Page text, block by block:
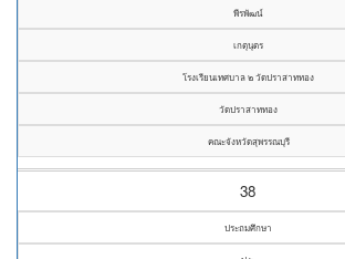
พีรพัฒน์
เกตุนุตร
โรงเรียนเทศบาล ๒ วัดปราสาททอง
วัดปราสาททอง
คณะจังหวัดสุพรรณบุรี
38
ประถมศึกษา